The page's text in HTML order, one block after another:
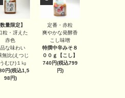
数量限定】
粒・冴えた
赤色
品な味わい
無比(えつじ
うむひ)１㎏
円(税込1,5
98円)
定番・赤粒
爽やかな発酵香
こし味噌
特撰中辛みそ８
００ｇ
【こし】
740円(税込799
円)